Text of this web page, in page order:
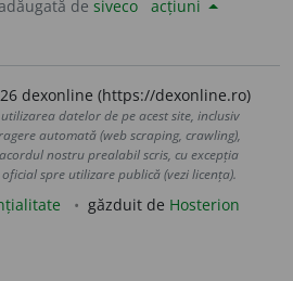
de siveco acțiuni
dexonline (https://dexonline.ro)
datelor de pe acest site, inclusiv
automată (web scraping, crawling),
nostru prealabil scris, cu excepția
spre utilizare publică (vezi licența).
găzduit de Hosterion